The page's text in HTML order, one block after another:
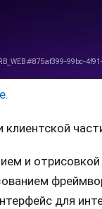
.
клиентской
и
для